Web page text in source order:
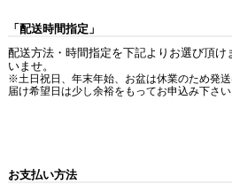
「配送時間指定」
配送方法・時間指定を下記よりお選び頂け
いませ。
※土日祝日、年末年始、お盆は休業のため発
届け希望日は少し余裕をもってお申込み下さい
お支払い方法